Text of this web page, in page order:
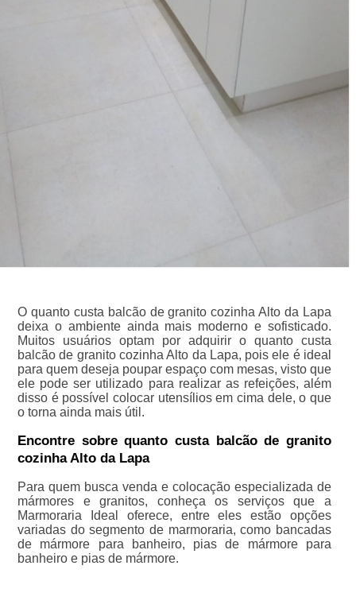
O quanto custa balcão de granito cozinha Alto da Lapa
deixa o ambiente ainda mais moderno e sofisticado.
Muitos usuários optam por adquirir o quanto custa
balcão de granito cozinha Alto da Lapa, pois ele é ideal
para quem deseja poupar espaço com mesas, visto que
ele pode ser utilizado para realizar as refeições, além
disso é possível colocar utensílios em cima dele, o que
o torna ainda mais útil.
Encontre sobre quanto custa balcão de granito
cozinha Alto da Lapa
Para quem busca venda e colocação especializada de
mármores e granitos, conheça os serviços que a
Marmoraria Ideal oferece, entre eles estão opções
variadas do segmento de marmoraria, como bancadas
de mármore para banheiro, pias de mármore para
banheiro e pias de mármore.